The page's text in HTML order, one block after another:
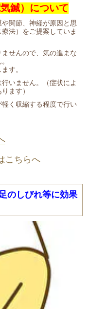
鍼）について
関節、神経が原因と思
法）をご提案していま
せんので、気の進まな
す。
いません。（症状によ
ます）
く収縮する程度で行い
こちらへ
のしびれ等に効果